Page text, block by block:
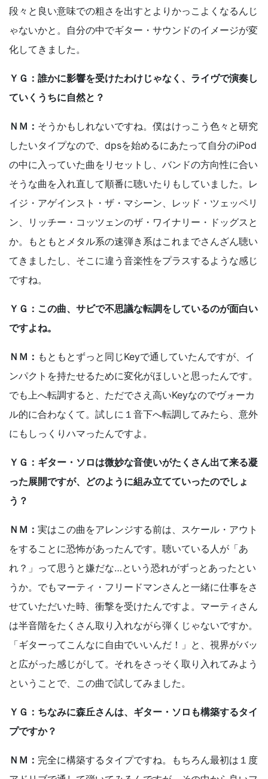
段々と良い意味での粗さを出すとよりかっこよくなるんじ
ゃないかと。自分の中でギター・サウンドのイメージが変
化してきました。
ＹＧ：誰かに影響を受けたわけじゃなく、ライヴで演奏し
ていくうちに自然と？
ＮＭ： そうかもしれないですね。僕はけっこう色々と研究
したいタイプなので、dpsを始めるにあたって自分のiPod
の中に入っていた曲をリセットし、バンドの方向性に合い
そうな曲を入れ直して順番に聴いたりもしていました。レ
イジ・アゲインスト・ザ・マシーン、レッド・ツェッペリ
ン、リッチー・コッツェンのザ・ワイナリー・ドッグスと
か。もともとメタル系の速弾き系はこれまでさんざん聴い
てきましたし、そこに違う音楽性をプラスするような感じ
ですね。
ＹＧ：この曲、サビで不思議な転調をしているのが面白い
ですよね。
ＮＭ： もともとずっと同じKeyで通していたんですが、イ
ンパクトを持たせるために変化がほしいと思ったんです。
でも上へ転調すると、ただでさえ高いKeyなのでヴォーカ
ル的に合わなくて。試しに１音下へ転調してみたら、意外
にもしっくりハマったんですよ。
ＹＧ：ギター・ソロは微妙な音使いがたくさん出て来る凝
った展開ですが、どのように組み立てていったのでしょ
う？
ＮＭ： 実はこの曲をアレンジする前は、スケール・アウト
をすることに恐怖があったんです。聴いている人が「あ
れ？」って思うと嫌だな…という恐れがずっとあったとい
うか。でもマーティ・フリードマンさんと一緒に仕事をさ
せていただいた時、衝撃を受けたんですよ。マーティさん
は半音階をたくさん取り入れながら弾くじゃないですか。
「ギターってこんなに自由でいいんだ！」と、視界がバッ
と広がった感じがして。それをさっそく取り入れてみよう
ということで、この曲で試してみました。
ＹＧ：ちなみに森丘さんは、ギター・ソロも構築するタイ
プですか？
ＮＭ： 完全に構築するタイプですね。もちろん最初は１度